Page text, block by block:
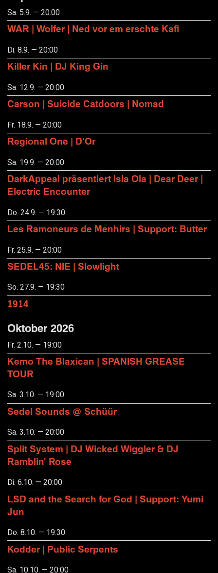
Sa. 5.9. — 20:00
WAR | Wolfer | Ned vor em erschte Kafi
Di. 8.9. — 20:00
Killer Kin | DJ King Gin
Sa. 12.9. — 20:00
Carson | Suicide Catdoors | Nomad
Fr. 18.9. — 20:00
Regional One | D'Or
Sa. 19.9. — 20:00
DarkAppeal präsentiert Isla Ola | Dear Deer |
Electric Encounter
Do. 24.9. — 19:30
Les Ramoneurs de Menhirs | Support: Butter
Fr. 25.9. — 20:00
SEDEL45: NIE | Slowlight
So. 27.9. — 19:30
1914
Oktober 2026
Fr. 2.10. — 19:00
Kemo The Blaxican | SPANISH GREASE
TOUR
Sa. 3.10. — 19:00
Sedel Sounds @ Schüür
Sa. 3.10. — 20:00
Split System | DJ Wicked Wiggler & DJ
Ramblin' Rose
Di. 6.10. — 20:00
LSD and the Search for God | Support: Yumi
Jun
Do. 8.10. — 19:30
Kodder | Public Serpents
Sa. 10.10. — 20:00